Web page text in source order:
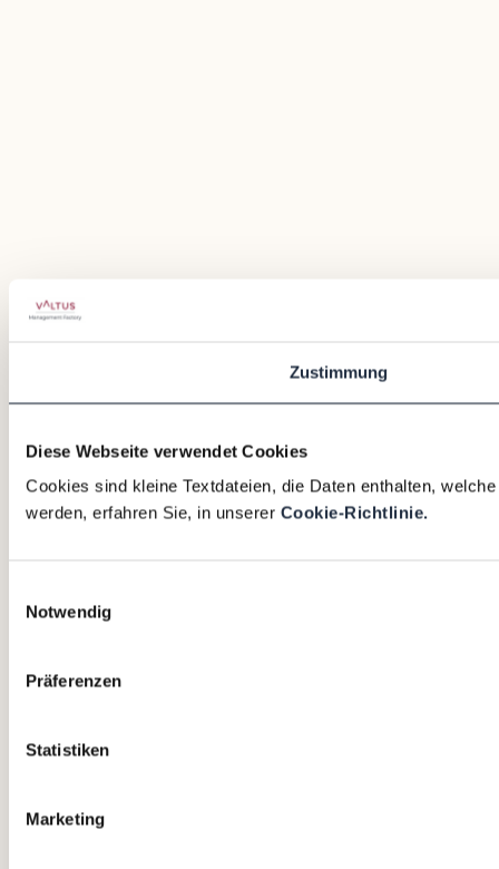
Zustimmung
Diese Webseite verwendet Cookies
Cookies sind kleine Textdateien, die Daten enthalten,
werden, erfahren Sie, in unserer Cookie-Richtlinie.
Notwendig
Präferenzen
Statistiken
Marketing